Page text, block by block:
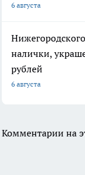
6 августа
налички,
рублей
6 августа
Комментарии на